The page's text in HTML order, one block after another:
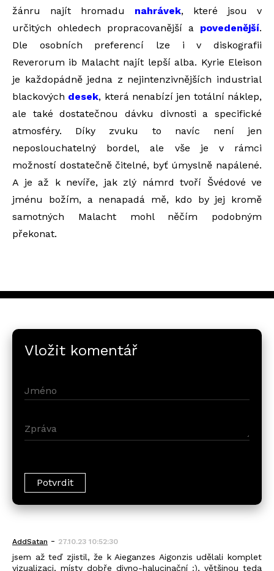
žánru najít hromadu nahrávek, které jsou v
určitých ohledech propracovanější a povedenější.
Dle osobních preferencí lze i v diskografii
Reverorum ib Malacht najít lepší alba. Kyrie Eleison
je každopádně jedna z nejintenzivnějších industrial
blackových desek, která nenabízí jen totální náklep,
ale také dostatečnou dávku divnosti a specifické
atmosféry. Díky zvuku to navíc není jen
neposlouchatelný bordel, ale vše je v rámci
možností dostatečně čitelné, byť úmyslně napálené.
A je až k nevíře, jak zlý námrd tvoří Švédové ve
jménu božím, a nenapadá mě, kdo by jej kromě
samotných Malacht mohl něčím podobným
překonat.
Vložit komentář
AddSatan - 27.10.23 10:52:30
jsem až teď zjistil, že k Aieganzes Aigonzis udělali komplet
vizualizaci, místy dobře divno-halucinační :), většinou teda